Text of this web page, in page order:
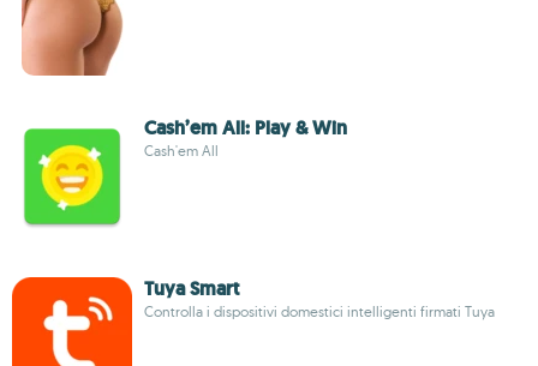
Cash’em All: Play & Win
Cash'em All
Tuya Smart
Controlla i dispositivi domestici intelligenti firmati Tuya